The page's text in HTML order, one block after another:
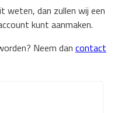
weten, dan zullen wij een
kunt aanmaken.
Neem dan contact